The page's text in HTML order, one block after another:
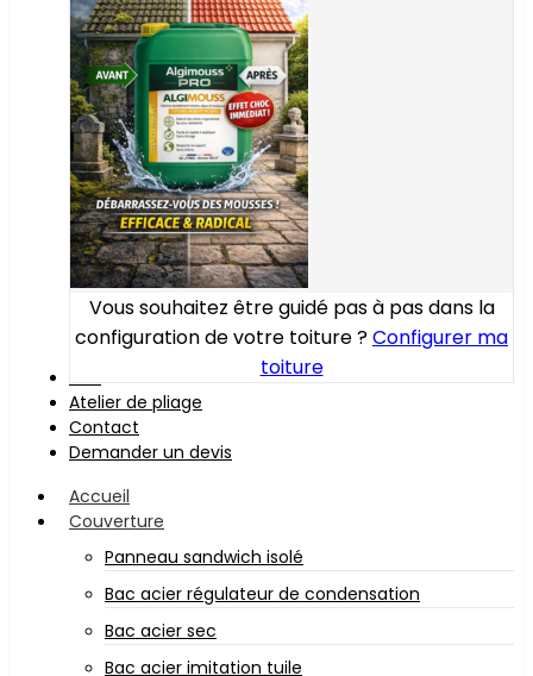
Vous souhaitez être guidé pas à pas dans la
configuration de votre toiture ?Configurer ma
toiture
Atelier de pliage
Contact
Demander un devis
Accueil
Couverture
Panneau sandwich isolé
Bac acier régulateur de condensation
Bac acier sec
Bac acier imitation tuile